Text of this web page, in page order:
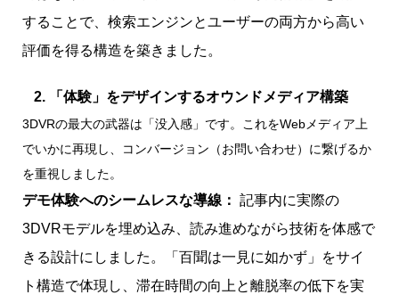
することで、検索エンジンとユーザーの両方から高い
評価を得る構造を築きました。
2. 「体験」をデザインするオウンドメディア構築
3DVRの最大の武器は「没入感」です。これをWebメディア上
でいかに再現し、コンバージョン（お問い合わせ）に繋げるか
を重視しました。
デモ体験へのシームレスな導線： 記事内に実際の
3DVRモデルを埋め込み、読み進めながら技術を体感で
きる設計にしました。「百聞は一見に如かず」をサイ
ト構造で体現し、滞在時間の向上と離脱率の低下を実